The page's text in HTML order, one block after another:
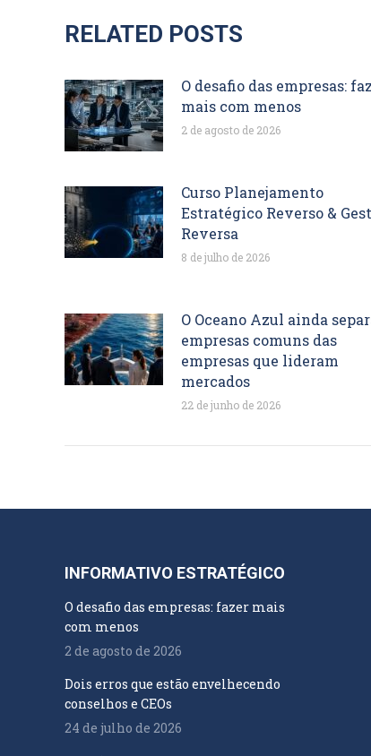
RELATED POSTS
O desafio das empresas:
mais com menos
2 de agosto de 2026
Curso Planejamento
Estratégico Reverso &
Reversa
8 de julho de 2026
O Oceano Azul ainda
empresas comuns das
empresas que lideram
mercados
22 de junho de 2026
INFORMATIVO ESTRATÉGICO
O desafio das empresas: fazer mais
com menos
2 de agosto de 2026
Dois erros que estão envelhecendo
conselhos e CEOs
24 de julho de 2026